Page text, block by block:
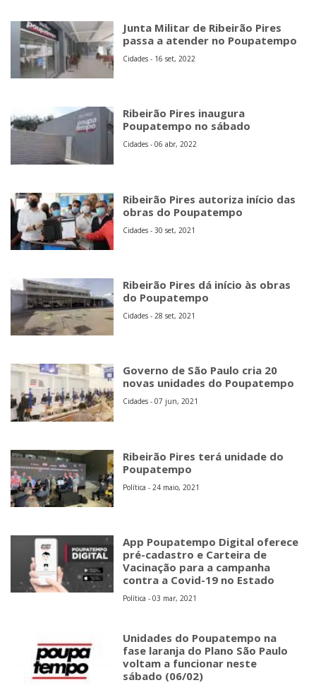
Junta Militar de Ribeirão Pires
passa a atender no Poupatempo
Cidades - 16 set, 2022
Ribeirão Pires inaugura
Poupatempo no sábado
Cidades - 06 abr, 2022
Ribeirão Pires autoriza início das
obras do Poupatempo
Cidades - 30 set, 2021
Ribeirão Pires dá início às obras
do Poupatempo
Cidades - 28 set, 2021
Governo de São Paulo cria 20
novas unidades do Poupatempo
Cidades - 07 jun, 2021
Ribeirão Pires terá unidade do
Poupatempo
Política - 24 maio, 2021
App Poupatempo Digital oferece
pré-cadastro e Carteira de
Vacinação para a campanha
contra a Covid-19 no Estado
Política - 03 mar, 2021
Unidades do Poupatempo na
fase laranja do Plano São Paulo
voltam a funcionar neste
sábado (06/02)